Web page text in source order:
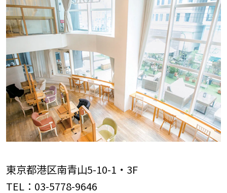
東京都港区南青山5-10-1・3F
TEL：03-5778-9646